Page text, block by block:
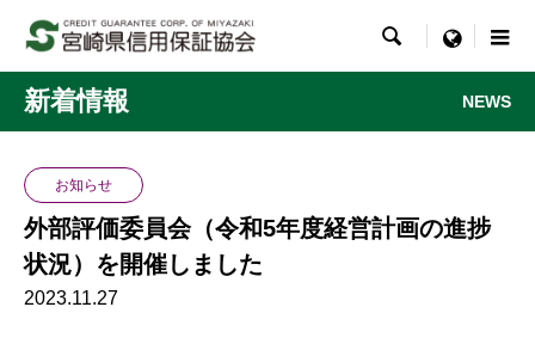
 menu
新着情報 NEWS
お知らせ
外部評価委員会（令和5年度経営計画の進捗
状況）を開催しました
2023.11.27